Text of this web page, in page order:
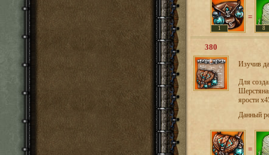
1
=
8
380
Изучив
Для
ярости
Данный
=